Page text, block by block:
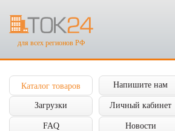
для всех регионов РФ
Каталог товаров Напишите нам
Загрузки Личный кабинет
FAQ Новости